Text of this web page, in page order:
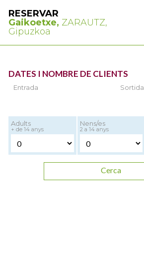
RESERVAR
Gaikoetxe, ZARAUTZ,
Gipuzkoa
DATES I NOMBRE DE CLIENTS
Entrada Sortida
Adults
+ de 14 anys
Nens/es
2 a 14 anys
Cerca